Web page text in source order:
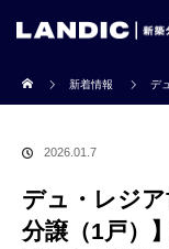
新着情報
デ
2026.01.7
デュ・レジ
分譲（1戸）